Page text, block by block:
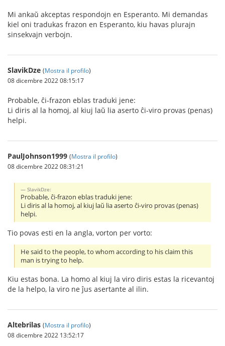
Mi ankaŭ akceptas respondojn en Esperanto. Mi demandas
kiel oni tradukas frazon en Esperanto, kiu havas plurajn
sinsekvajn verbojn.
SlavikDze (Mostra il profilo)
08 dicembre 2022 08:15:17
Probable, ĉi-frazon eblas traduki jene:
Li diris al la homoj, al kiuj laŭ lia aserto ĉi-viro provas (penas)
helpi.
PaulJohnson1999 (Mostra il profilo)
08 dicembre 2022 08:31:21
SlavikDze:
Probable, ĉi-frazon eblas traduki jene:
Li diris al la homoj, al kiuj laŭ lia aserto ĉi-viro provas (penas)
helpi.
Tio povas esti en la angla, vorton per vorto:
He said to the people, to whom according to his claim this
man is trying to help.
Kiu estas bona. La homo al kiuj la viro diris estas la ricevantoj
de la helpo, la viro ne ĵus asertante al ilin.
Altebrilas (Mostra il profilo)
08 dicembre 2022 13:52:17